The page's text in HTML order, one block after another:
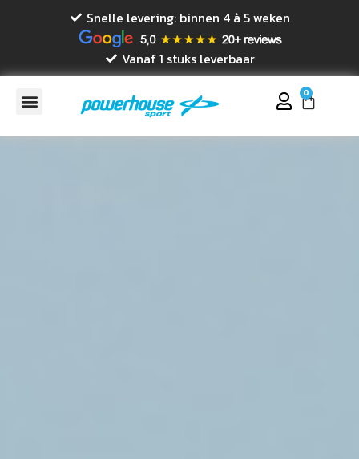
Snelle levering: binnen 4 à 5 weken
Vanaf 1 stuks leverbaar
0